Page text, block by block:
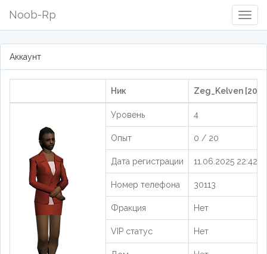
Noob-Rp
Аккаунт
Ник Zeg_Kelven
Уровень 4
Опыт 0 / 20
Дата регистрации 11.06.2025
Номер телефона 30113
Фракция Нет
VIP статус Нет